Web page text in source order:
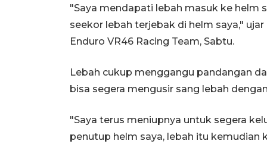
"Saya mendapati lebah masuk ke helm
seekor lebah terjebak di helm saya,"
Enduro VR46 Racing Team, Sabtu.
Lebah cukup menggangu pandangan
bisa segera mengusir sang lebah
"Saya terus meniupnya untuk segera
penutup helm saya, lebah itu kemudian